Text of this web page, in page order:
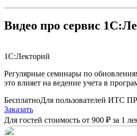
Видео про сервис
1С:Лекторий
Регулярные семинары по
это влияет на ведение учета в
БесплатноДля пользователей ИТС
Заказать
Для гостей стоимость от 900 ₽ за 1